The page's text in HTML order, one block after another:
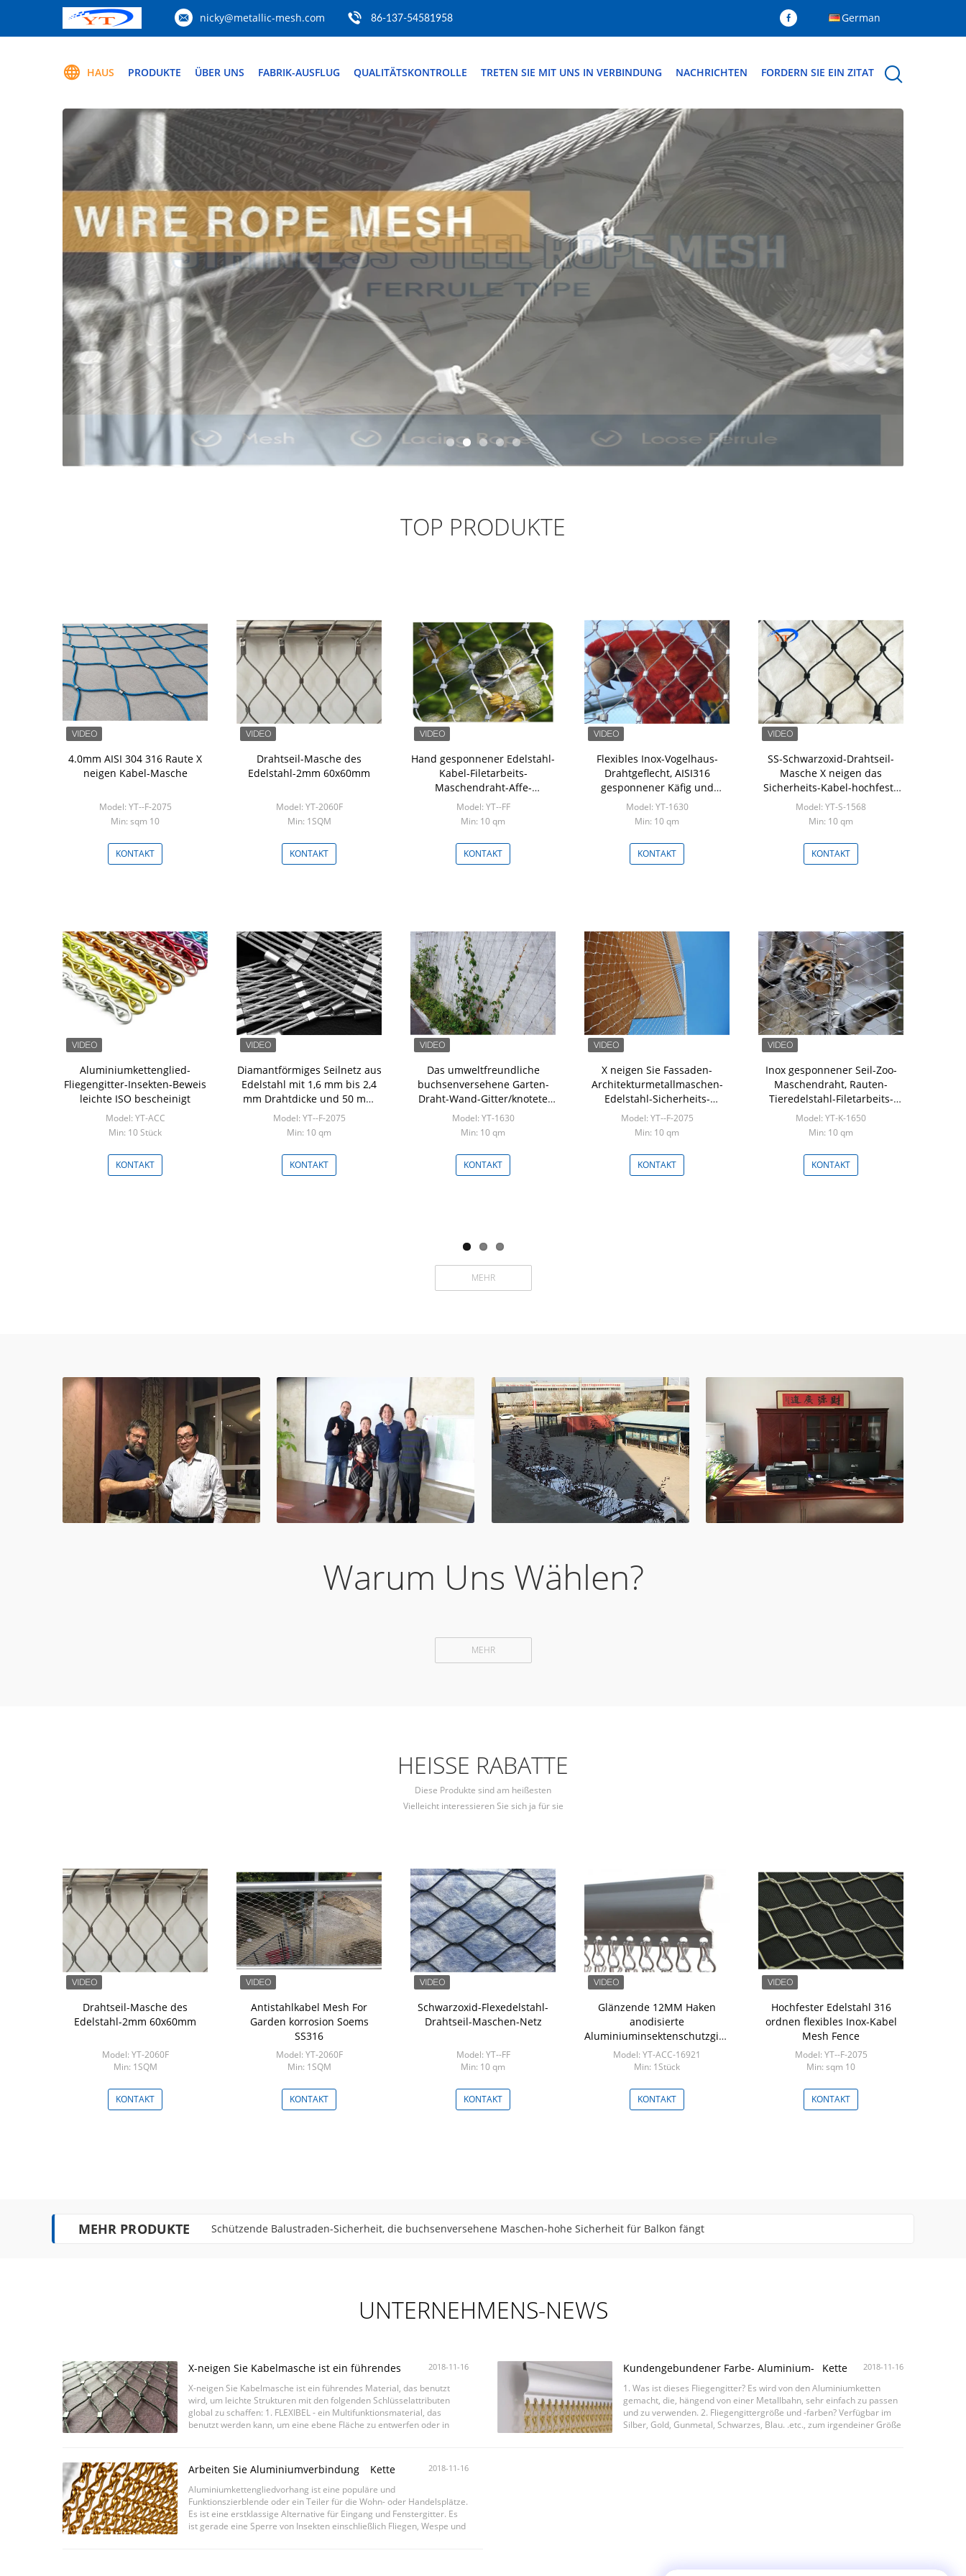
nicky@metallic-mesh.com 86-137-54581958 German
HAUS PRODUKTE ÜBER UNS FABRIK-AUSFLUG QUALITÄTSKONTROLLE TRETEN SIE MIT UNS IN VERBINDUNG NACHRICHTEN FORDERN SIE EIN ZITAT
TOP PRODUKTE
4.0mm AISI 304 316 Raute X
neigen Kabel-Masche
Model: YT--F-2075
Min: sqm 10
KONTAKT
Drahtseil-Masche des
Edelstahl-2mm 60x60mm
Model: YT-2060F
Min: 1SQM
KONTAKT
Hand gesponnener Edelstahl-
Kabel-Filetarbeits-
Maschendraht-Affe-
Einschließung SGS bestätigt
Model: YT--FF
Min: 10 qm
KONTAKT
Flexibles Inox-Vogelhaus-
Drahtgeflecht, AISI316
gesponnener Käfig und
Vogelhaus-Maschendraht
Model: YT-1630
Min: 10 qm
KONTAKT
SS-Schwarzoxid-Drahtseil-
Masche X neigen das
Sicherheits-Kabel-hochfeste
Fechten
Model: YT-S-1568
Min: 10 qm
KONTAKT
Aluminiumkettenglied-
Fliegengitter-Insekten-Beweis
leichte ISO bescheinigt
Model: YT-ACC
Min: 10 Stück
KONTAKT
Diamantförmiges Seilnetz aus
Edelstahl mit 1,6 mm bis 2,4
mm Drahtdicke und 50 mm
bis 100 mm Mesh Eye Size
Model: YT--F-2075
Min: 10 qm
KONTAKT
Das umweltfreundliche
buchsenversehene Garten-
Draht-Wand-Gitter/knotete
anti- ätzende Masche
Model: YT-1630
Min: 10 qm
KONTAKT
X neigen Sie Fassaden-
Architekturmetallmaschen-
Edelstahl-Sicherheits-
Umhüllung
Model: YT--F-2075
Min: 10 qm
KONTAKT
Inox gesponnener Seil-Zoo-
Maschendraht, Rauten-
Tieredelstahl-Filetarbeits-
Masche
Model: YT-K-1650
Min: 10 qm
KONTAKT
MEHR
Warum Uns Wählen?
MEHR
HEISSE RABATTE
Diese Produkte sind am heißesten
Vielleicht interessieren Sie sich ja für sie
Drahtseil-Masche des
Edelstahl-2mm 60x60mm
Model: YT-2060F
Min: 1SQM
KONTAKT
Antistahlkabel Mesh For
Garden korrosion Soems
SS316
Model: YT-2060F
Min: 1SQM
KONTAKT
Schwarzoxid-Flexedelstahl-
Drahtseil-Maschen-Netz
Model: YT--FF
Min: 10 qm
KONTAKT
Glänzende 12MM Haken
anodisierte
Aluminiuminsektenschutzgitter-
Masche
Model: YT-ACC-16921
Min: 1Stück
KONTAKT
Hochfester Edelstahl 316
ordnen flexibles Inox-Kabel
Mesh Fence
Model: YT--F-2075
Min: sqm 10
KONTAKT
MEHR PRODUKTE Flexibles Inox-Drahtseil-Betriebsgitter, Anlage, die grüne Wand-Masche klettert
UNTERNEHMENS-NEWS
2018-11-16
X-neigen Sie Kabelmasche ist ein führendes
Material, das benutzt wird, um leichte Strukturen zu
schaffen
X-neigen Sie Kabelmasche ist ein führendes Material, das benutzt
wird, um leichte Strukturen mit den folgenden Schlüsselattributen
global zu schaffen: 1. FLEXIBEL - ein Multifunktionsmaterial, das
benutzt werden kann, um eine ebene Fläche zu entwerfen oder in
2018-11-16
Kundengebundener Farbe- Aluminium- Kette
Vorhangtür Fliege Schirm
1. Was ist dieses Fliegengitter? Es wird von den Aluminiumketten
gemacht, die, hängend von einer Metallbahn, sehr einfach zu passen
und zu verwenden. 2. Fliegengittergröße und -farben? Verfügbar im
Silber, Gold, Gunmetal, Schwarzes, Blau. .etc., zum irgendeiner Größe
2018-11-16
Arbeiten Sie Aluminiumverbindung Kette
Vorhang für Wand-Dekoration um
Aluminiumkettengliedvorhang ist eine populäre und
Funktionszierblende oder ein Teiler für die Wohn- oder Handelsplätze.
Es ist eine erstklassige Alternative für Eingang und Fenstergitter. Es
ist gerade eine Sperre von Insekten einschließlich Fliegen, Wespe und